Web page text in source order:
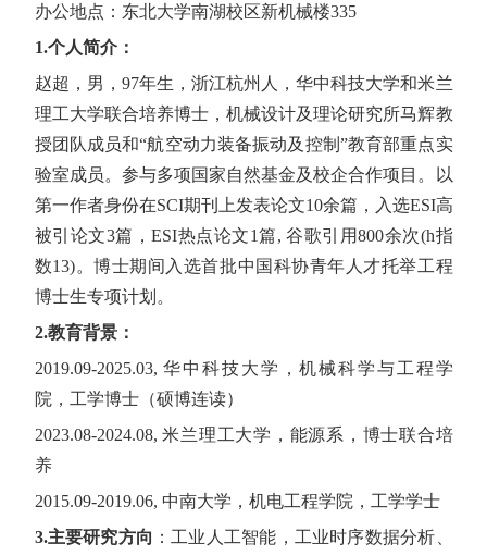
办公地点：东北大学南湖校区新机械楼335
1.个人简介：
赵超，男， 97年生，浙江杭州人，华中科技大学和米兰
理工大学联合培养博士，机械设计及理论研究所马辉教
授团队成员和“航空动力装备振动及控制 ”教育部重点实
验室成员。参与多项国家自然基金及校企合作项目。以
第一作者身份在SCI期刊上发表论文10余篇，入选ESI高
被引论文3篇，ESI热点论文1篇,谷歌引用800余次(h指
数13)。博士期间入选首批中国科协青年人才托举工程
博士生专项计划。
2.教育背景：
2019.09-2025.03,华中科技大学，机械科学与工程学
院，工学博士（硕博连读）
2023.08-2024.08,米兰理工大学，能源系，博士联合培
养
2015.09-2019.06, 中南大学，机电工程学院，工学学士
3.主要研究方向 ：工业人工智能，工业时序数据分析、